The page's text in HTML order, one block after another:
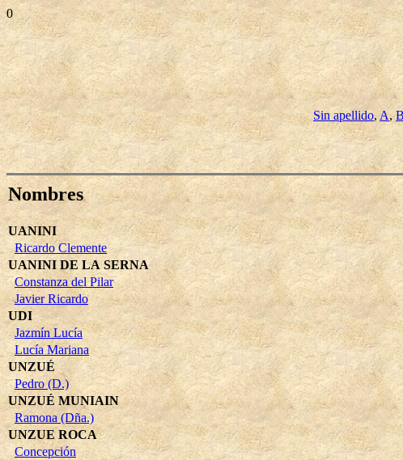
0
Sin apellido, A,
Nombres
UANINI
Ricardo Clemente
UANINI DE LA SERNA
Constanza del Pilar
Javier Ricardo
UDI
Jazmín Lucía
Lucía Mariana
UNZUÉ
Pedro (D.)
UNZUÉ MUNIAIN
Ramona (Dña.)
UNZUE ROCA
Concepción